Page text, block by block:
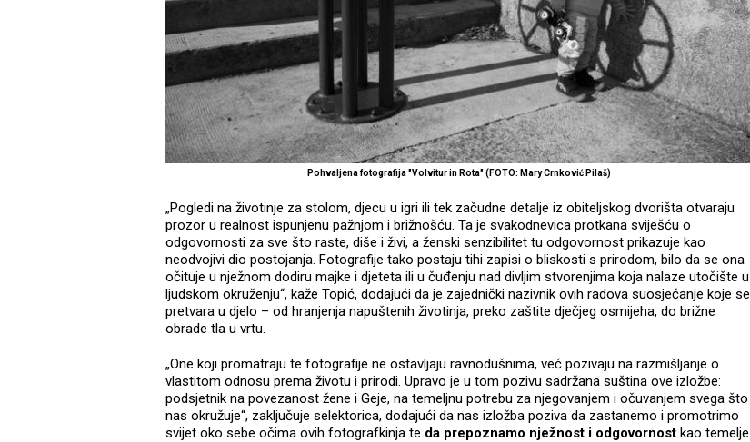
Pohvaljena fotografija "Volvitur in Rota" (FOTO: Mary Crnković Pilaš)
„Pogledi na životinje za stolom, djecu u igri ili tek začudne detalje iz obiteljskog dvorišta otvaraju
prozor u realnost ispunjenu pažnjom i brižnošću. Ta je svakodnevica protkana sviješću o
odgovornosti za sve što raste, diše i živi, a ženski senzibilitet tu odgovornost prikazuje kao
neodvojivi dio postojanja. Fotografije tako postaju tihi zapisi o bliskosti s prirodom, bilo da se ona
očituje u nježnom dodiru majke i djeteta ili u čuđenju nad divljim stvorenjima koja nalaze utočište u
ljudskom okruženju“, kaže Topić, dodajući da je zajednički nazivnik ovih radova suosjećanje koje se
pretvara u djelo – od hranjenja napuštenih životinja, preko zaštite dječjeg osmijeha, do brižne
obrade tla u vrtu.
„One koji promatraju te fotografije ne ostavljaju ravnodušnima, već pozivaju na razmišljanje o
vlastitom odnosu prema životu i prirodi. Upravo je u tom pozivu sadržana suština ove izložbe:
podsjetnik na povezanost žene i Geje, na temeljnu potrebu za njegovanjem i očuvanjem svega što
nas okružuje“, zaključuje selektorica, dodajući da nas izložba poziva da zastanemo i promotrimo
svijet oko sebe očima ovih fotografkinja te da prepoznamo nježnost i odgovornost kao temelje